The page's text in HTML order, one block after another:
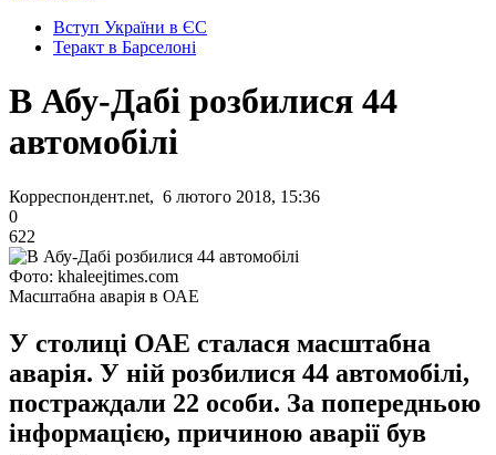
Вступ України в ЄС
Теракт в Барселоні
В Абу-Дабі розбилися 44
автомобілі
Корреспондент.net, 6 лютого 2018, 15:36
0
622
Фото: khaleejtimes.com
Масштабна аварія в ОАЕ
У столиці ОАЕ сталася масштабна
аварія. У ній розбилися 44 автомобілі,
постраждали 22 особи. За попередньою
інформацією, причиною аварії був